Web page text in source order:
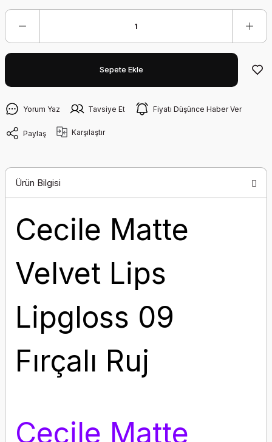
Sepete Ekle
Yorum Yaz Tavsiye Et Fiyatı Düşünce Haber Ver
Paylaş Karşılaştır
Ürün Bilgisi
Cecile Matte
Velvet Lips
Lipgloss 09
Fırçalı Ruj
Cecile Matte